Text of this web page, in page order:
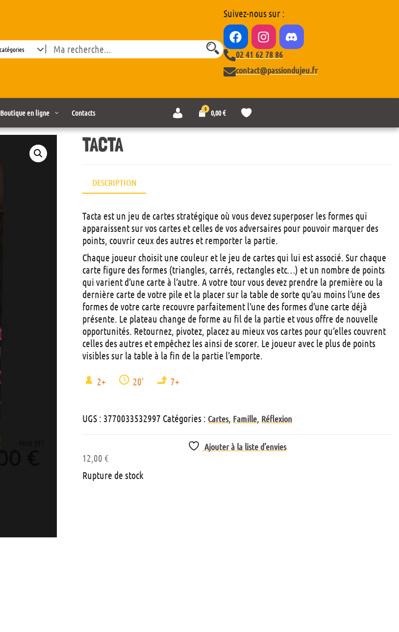
Suivez-nous sur :
02 41 62 78 86
contact@passiondujeu.fr
Boutique en ligne Contacts
n
0 0,00€
s
i
t
s
TACTA
DESCRIPTION
Tacta est un jeu de cartes stratégique où vous devez superposer les formes qui
apparaissent sur vos cartes et celles de vos adversaires pour pouvoir marquer des
points, couvrir ceux des autres et remporter la partie.
Chaque joueur choisit une couleur et le jeu de cartes qui lui est associé. Sur chaque
carte figure des formes (triangles, carrés, rectangles etc…) et un nombre de points
qui varient d’une carte à l’autre. A votre tour vous devez prendre la première ou la
dernière carte de votre pile et la placer sur la table de sorte qu’au moins l’une des
formes de votre carte recouvre parfaitement l’une des formes d’une carte déjà
présente. Le plateau change de forme au fil de la partie et vous offre de nouvelle
opportunités. Retournez, pivotez, placez au mieux vos cartes pour qu’elles couvrent
celles des autres et empêchez les ainsi de scorer. Le joueur avec le plus de points
visibles sur la table à la fin de la partie l’emporte.
2+ 20' 7+
UGS : 3770033532997 Catégories : Cartes, Famille Réflexion
Ajouter à la liste d’envies
12,00€
Rupture de stock